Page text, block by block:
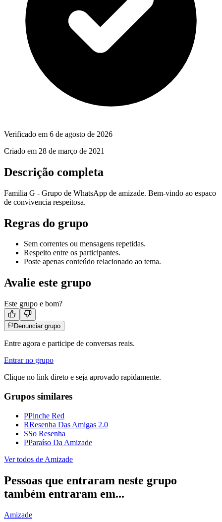
Verificado em 6 de agosto de 2026
Criado em 28 de março de 2021
Descrição completa
Familia G - Grupo de WhatsApp de amizade. Bem-vindo ao espaco
de convivencia respeitosa.
Regras do grupo
Sem correntes ou mensagens repetidas.
Respeito entre os participantes.
Poste apenas conteúdo relacionado ao tema.
Avalie este grupo
Este grupo e bom?
Denunciar grupo
Entre agora e participe de conversas reais.
Entrar no grupo
Clique no link direto e seja aprovado rapidamente.
Grupos similares
PPinche Red
RResenha Das Amigas 2.0
SSo Resenha
PParaíso Da Amizade
Ver todos de Amizade
Pessoas que entraram neste grupo
também entraram em...
Amizade